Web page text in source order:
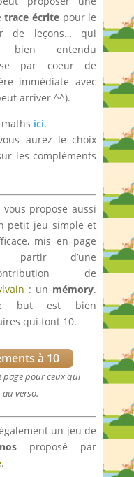
trace écrite pour le
de leçons… qui
bien entendu
par coeur de
immédiate avec
arriver ^^).
ici.
aurez le choix
les compléments
vous propose aussi
petit jeu simple et
mis en page
partir d’une
de
: un mémory.
but est bien
qui font 10.
à 10
page pour ceux qui
verso.
un jeu de
proposé par
.